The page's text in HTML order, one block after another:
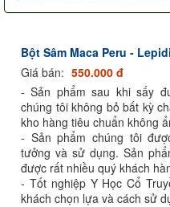
Bột Sâm Maca Peru -
Giá bán: 550.000 đ
- Sản phẩm sau khi sấy
chúng tôi không bỏ bất kỳ
kho hàng tiêu chuẩn không
- Sản phẩm chúng tôi
tưởng và sử dụng. Sản
được rất nhiều quý khách
- Tốt nghiệp Y Học Cổ
khách chọn lựa và cách sử